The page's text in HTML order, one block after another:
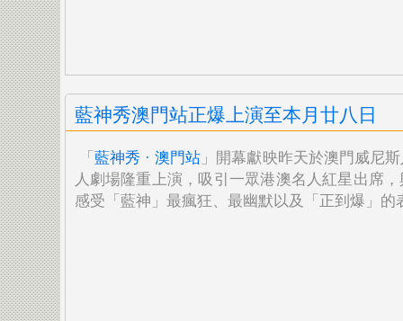
藍神秀澳門站正爆上演至本月廿八日
「 藍神秀 · 澳門站 」開幕獻映昨天於澳門威尼
人劇場隆重上演， 吸引一眾港澳名人紅星出席
感受「藍神」最瘋狂、 最幽默以及「正到爆」的